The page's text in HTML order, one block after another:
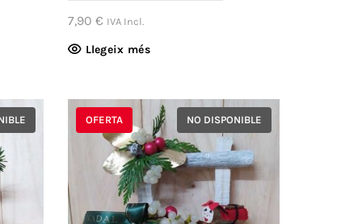
7,90 € IVA Incl.
Llegeix més
OFERTA NO DISPONIBLE